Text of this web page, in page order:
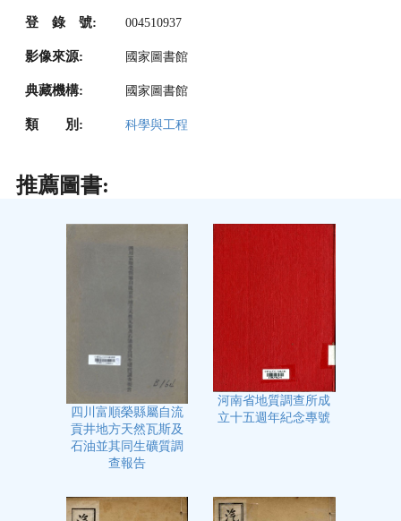
登 錄 號: 004510937
影像來源: 國家圖書館
典藏機構: 國家圖書館
類 別: 科學與工程
推薦圖書:
四川富順榮縣屬自流
貢井地方天然瓦斯及
石油並其同生礦質調
查報告
河南省地質調查所成
立十五週年紀念專號